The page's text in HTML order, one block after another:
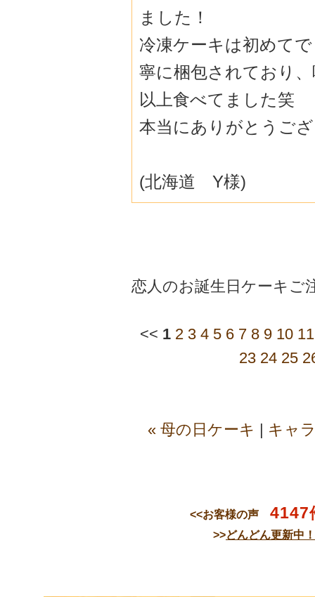
ました！
冷凍ケーキは初めて
寧に梱包されて おり
以上食べてました笑
本当にありがとうご
(北海道 Y様)
恋人のお誕生日ケーキご
<< 1 2 3 4 5 6 7 8 9 10 11
23 24 25
« 母の日ケーキ キャ
<<お客様の声 4147
>>どんどん更新中